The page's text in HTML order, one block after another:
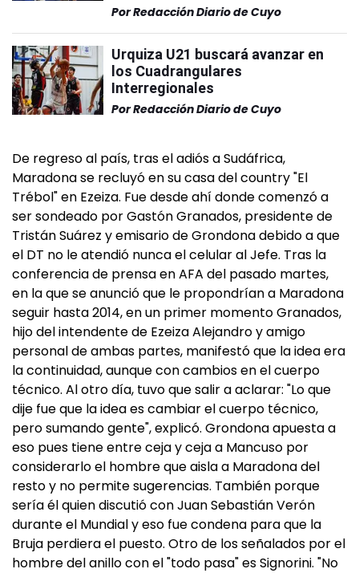
PorRedacción Diario de Cuyo
Urquiza U21 buscará avanzar en
los Cuadrangulares
Interregionales
PorRedacción Diario de Cuyo
De regreso al país, tras el adiós a Sudáfrica,
Maradona se recluyó en su casa del country "El
Trébol" en Ezeiza. Fue desde ahí donde comenzó a
ser sondeado por Gastón Granados, presidente de
Tristán Suárez y emisario de Grondona debido a que
el DT no le atendió nunca el celular al Jefe. Tras la
conferencia de prensa en AFA del pasado martes,
en la que se anunció que le propondrían a Maradona
seguir hasta 2014, en un primer momento Granados,
hijo del intendente de Ezeiza Alejandro y amigo
personal de ambas partes, manifestó que la idea era
la continuidad, aunque con cambios en el cuerpo
técnico. Al otro día, tuvo que salir a aclarar: "Lo que
dije fue que la idea es cambiar el cuerpo técnico,
pero sumando gente", explicó. Grondona apuesta a
eso pues tiene entre ceja y ceja a Mancuso por
considerarlo el hombre que aisla a Maradona del
resto y no permite sugerencias. También porque
sería él quien discutió con Juan Sebastián Verón
durante el Mundial y eso fue condena para que la
Bruja perdiera el puesto. Otro de los señalados por el
hombre del anillo con el "todo pasa" es Signorini. "No